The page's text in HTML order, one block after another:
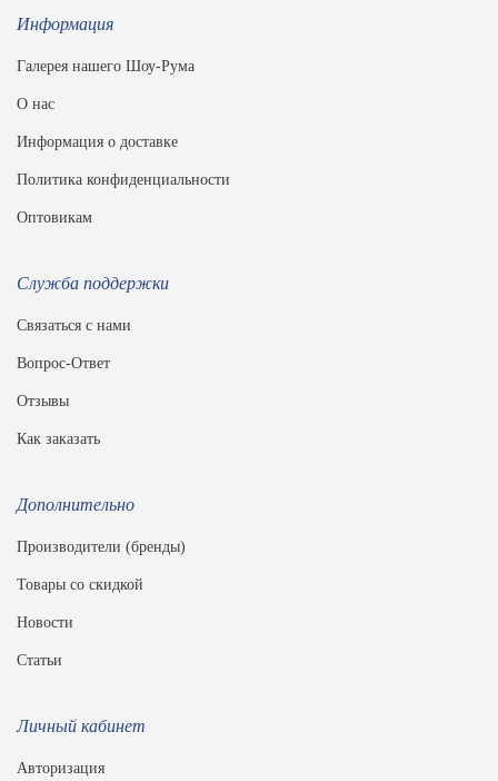
Информация
Галерея нашего Шоу-Рума
О нас
Информация о доставке
Политика конфиденциальности
Оптовикам
Служба поддержки
Связаться с нами
Вопрос-Ответ
Отзывы
Как заказать
Дополнительно
Производители (бренды)
Товары со скидкой
Новости
Статьи
Личный кабинет
Авторизация